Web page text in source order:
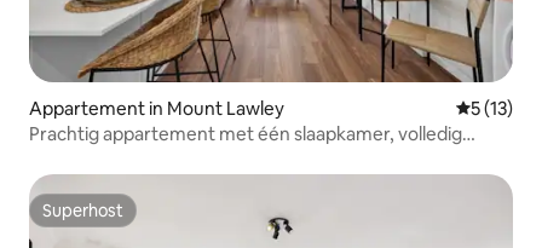
Appartement in Mount Lawley
5 (13)
Prachtig appartement met één slaapkamer, volledig
Superhost
Superhost